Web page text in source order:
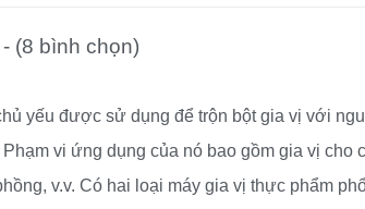
(8 bình chọn)
yếu được sử dụng để trộn bột gia vị với
vi ứng dụng của nó bao gồm gia vị cho
v.v. Có hai loại máy gia vị thực phẩm